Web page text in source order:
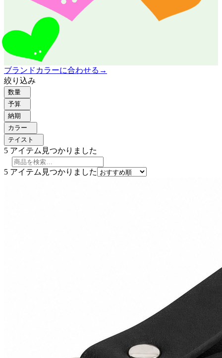
ブランドカラーに合わせる →
絞り込み
数量
予算
納期
カラー
テイスト
5 アイテム見つかりました
5 アイテム見つかりました